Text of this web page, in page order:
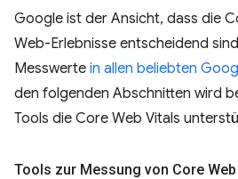
Google ist der Ansicht, dass die
Web-Erlebnisse entscheidend
Messwerte in allen beliebten
den folgenden Abschnitten wird
Tools die Core Web Vitals
Tools zur Messung von Core